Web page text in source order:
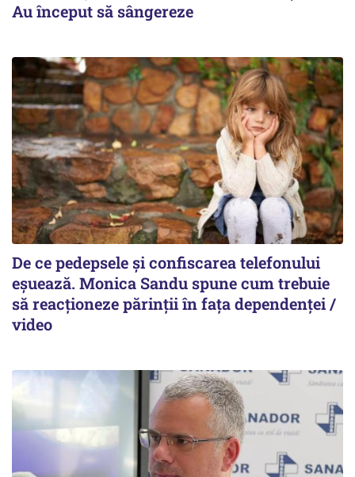
Au început să sângereze
De ce pedepsele și confiscarea telefonului
eșuează. Monica Sandu spune cum trebuie
să reacționeze părinții în fața dependenței /
video